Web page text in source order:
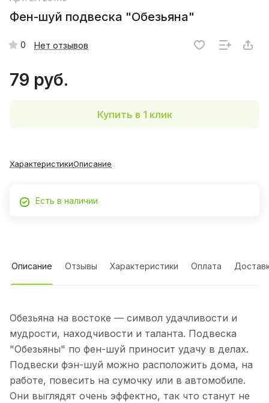
Фен-шуй подвеска "Обезьяна"
0 Нет отзывов
79 руб.
Купить в 1 клик
ХарактеристикиОписание
Есть в наличии
Описание Отзывы Характеристики Оплата
Обезьяна на востоке — символ удачливости и
мудрости, находчивости и таланта. Подвеска
"Обезьяны" по фен-шуй приносит удачу в делах.
Подвески фэн-шуй можно расположить дома, на
работе, повесить на сумочку или в автомобиле.
Они выглядят очень эффектно, так что станут не